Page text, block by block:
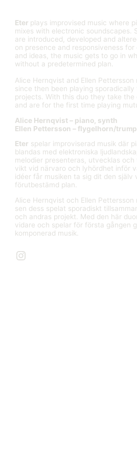
Eter plays improvised music where
mixes with electronic soundscapes.
are introduced, developed and
on presence and responsiveness
and ideas, the music gets to go in
without a predetermined plan.
Alice Hernqvist and Ellen Pettersson
since then been playing
projects. With this duo they take
and are for the first time playing
Alice Hernqvist – piano, synth
Ellen Pettersson – flygelhorn/
Eter spelar improviserad musik där
blandas med elektroniska
melodier presenteras, utvecklas
vikt vid närvaro och lyhördhet inför
idéer får musiken ta sig dit den själv
förutbestämd plan.
Alice Hernqvist och Ellen
sen dess spelat sporadiskt
och andras projekt. Med den här
vidare och spelar för första gången
komponerad musik.
Instagram